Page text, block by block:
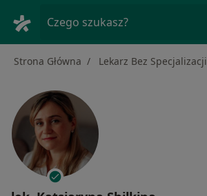
Czego szukasz?
Strona Główna Lekarz Bez Specjalizacji